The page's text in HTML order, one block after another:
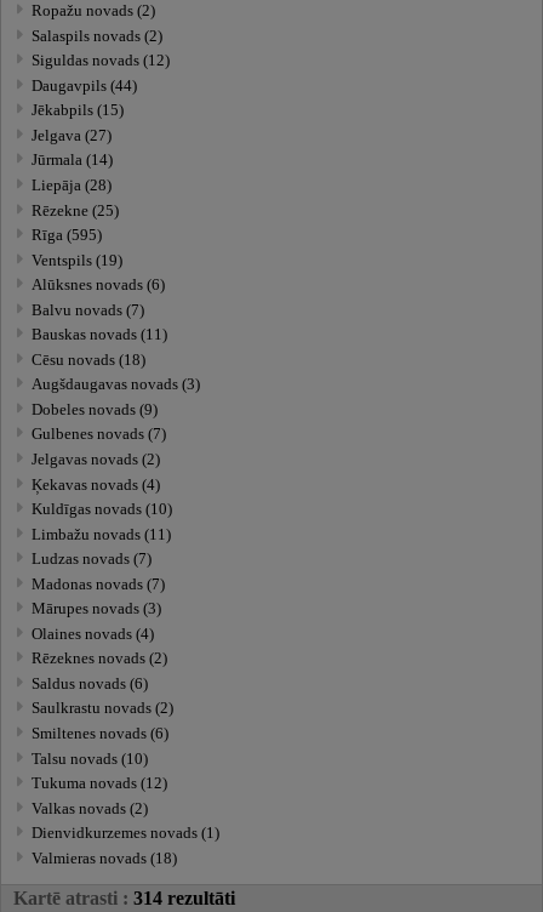
Ropažu novads (2)
Salaspils novads (2)
Siguldas novads (12)
Daugavpils (44)
Jēkabpils (15)
Jelgava (27)
Jūrmala (14)
Liepāja (28)
Rēzekne (25)
Rīga (595)
Ventspils (19)
Alūksnes novads (6)
Balvu novads (7)
Bauskas novads (11)
Cēsu novads (18)
Augšdaugavas novads (3)
Dobeles novads (9)
Gulbenes novads (7)
Jelgavas novads (2)
Ķekavas novads (4)
Kuldīgas novads (10)
Limbažu novads (11)
Ludzas novads (7)
Madonas novads (7)
Mārupes novads (3)
Olaines novads (4)
Rēzeknes novads (2)
Saldus novads (6)
Saulkrastu novads (2)
Smiltenes novads (6)
Talsu novads (10)
Tukuma novads (12)
Valkas novads (2)
Dienvidkurzemes novads (1)
Valmieras novads (18)
Kartē atrasti : 314 rezultāti